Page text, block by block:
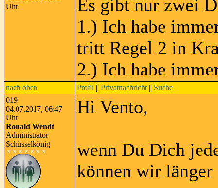
Uhr
Es gibt nur zwei
1.) Ich habe
tritt Regel 2 in
2.) Ich habe
nach oben Profil || Privatnachricht || Suche
019
04.07.2017, 06:47
Uhr
Ronald Wendt
Administrator
Schüsselkönig
Hi Vento,
wenn Du Dich
können wir